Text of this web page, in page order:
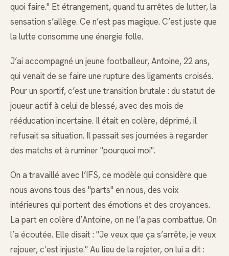
quoi faire." Et étrangement, quand tu arrêtes de lutter, la
sensation s’allège. Ce n’est pas magique. C’est juste que
la lutte consomme une énergie folle.
J’ai accompagné un jeune footballeur, Antoine, 22 ans,
qui venait de se faire une rupture des ligaments croisés.
Pour un sportif, c’est une transition brutale : du statut de
joueur actif à celui de blessé, avec des mois de
rééducation incertaine. Il était en colère, déprimé, il
refusait sa situation. Il passait ses journées à regarder
des matchs et à ruminer "pourquoi moi".
On a travaillé avec l’IFS, ce modèle qui considère que
nous avons tous des "parts" en nous, des voix
intérieures qui portent des émotions et des croyances.
La part en colère d’Antoine, on ne l’a pas combattue. On
l’a écoutée. Elle disait : "Je veux que ça s’arrête, je veux
rejouer, c’est injuste." Au lieu de la rejeter, on lui a dit :